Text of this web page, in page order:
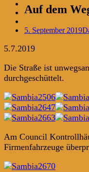
Auf dem
5. September 2019
5.7.2019
Die Straße ist
durchgeschüttelt.
Am Council
Firmenfahrzeuge